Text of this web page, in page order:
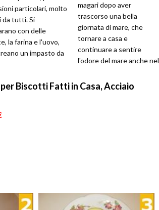
particolari, molto
da tutti. Si
con delle
la farina e l'uovo,
un impasto da
magari dopo aver
trascorso una bella
giornata di mare, che
tornare a casa e
continuare a sentire
l'odore del mare anche nel
in tavola basta davvero ...
Biscotti Fatti in Casa, Acciaio